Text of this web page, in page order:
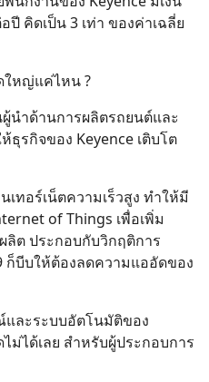
ปี คิดเป็น 3 เท่า ของค่าเฉลี่ย
ใหญ่แค่ไหน ?
นำด้านการผลิตรถยนต์และ
รกิจของ Keyence เติบโต
ทอร์เน็ตความเร็วสูง ทำให้มี
of Things เพื่อเพิ่ม
ต ประกอบกับวิกฤติการ
ก็บีบให้ต้องลดความแออัดของ
และระบบอัตโนมัติของ
ม่ได้เลย สำหรับผู้ประกอบการ